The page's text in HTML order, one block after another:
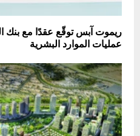
ريموت آبس توقّع عقدًا مع بنك
عمليات الموارد البشرية